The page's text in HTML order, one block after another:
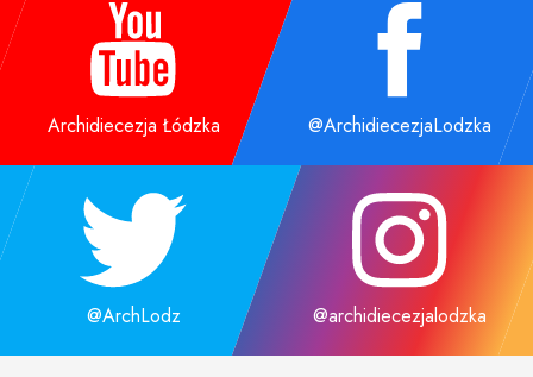
Archidiecezja Łódzka @ArchidiecezjaLodzka
@ArchLodz @archidiecezjalodzka